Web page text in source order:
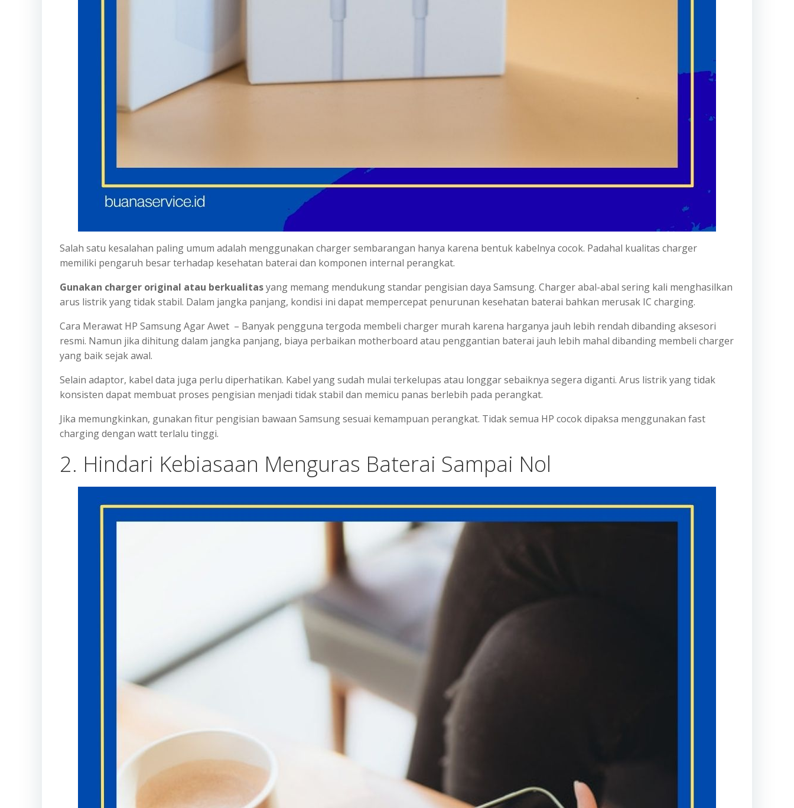
Salah satu kesalahan paling umum adalah menggunakan charger sembarangan hanya karena bentuk kabelnya cocok. Padahal kualitas charger
memiliki pengaruh besar terhadap kesehatan baterai dan komponen internal perangkat.
Gunakan charger original atau berkualitasyang memang mendukung standar pengisian daya Samsung. Charger abal-abal sering kali menghasilkan
arus listrik yang tidak stabil. Dalam jangka panjang, kondisi ini dapat mempercepat penurunan kesehatan baterai bahkan merusak IC charging.
Cara Merawat HP Samsung Agar Awet – Banyak pengguna tergoda membeli charger murah karena harganya jauh lebih rendah dibanding aksesori
resmi. Namun jika dihitung dalam jangka panjang, biaya perbaikan motherboard atau penggantian baterai jauh lebih mahal dibanding membeli charger
yang baik sejak awal.
Selain adaptor, kabel data juga perlu diperhatikan. Kabel yang sudah mulai terkelupas atau longgar sebaiknya segera diganti. Arus listrik yang tidak
konsisten dapat membuat proses pengisian menjadi tidak stabil dan memicu panas berlebih pada perangkat.
Jika memungkinkan, gunakan fitur pengisian bawaan Samsung sesuai kemampuan perangkat. Tidak semua HP cocok dipaksa menggunakan fast
charging dengan watt terlalu tinggi.
2. Hindari Kebiasaan Menguras Baterai Sampai Nol